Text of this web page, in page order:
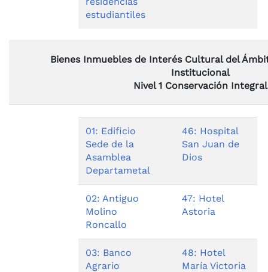
estudiantiles
Bienes Inmuebles de Interés Cultural del
Institucional
Nivel 1 Conservación Integral
01: Edificio
Sede de la
Asamblea
Departametal
46: Hospital
San Juan de
Dios
02: Antiguo
Molino
Roncallo
47: Hotel
Astoria
03: Banco
Agrario
48: Hotel
María Victoria